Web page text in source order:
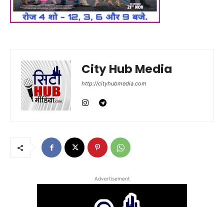
City Hub Media
http://cityhubmedia.com
Advertisement